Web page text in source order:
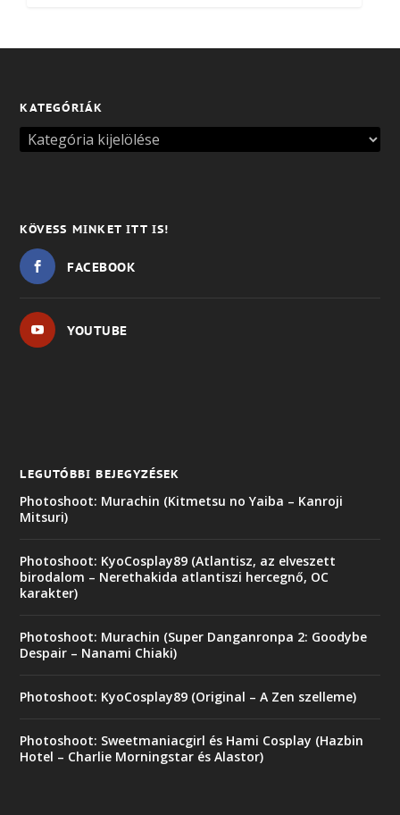
KATEGÓRIÁK
KÖVESS MINKET ITT IS!
FACEBOOK
YOUTUBE
LEGUTÓBBI BEJEGYZÉSEK
Photoshoot: Murachin (Kitmetsu no Yaiba – Kanroji
Mitsuri)
Photoshoot: KyoCosplay89 (Atlantisz, az elveszett
birodalom – Nerethakida atlantiszi hercegnő, OC
karakter)
Photoshoot: Murachin (Super Danganronpa 2: Goodybe
Despair – Nanami Chiaki)
Photoshoot: KyoCosplay89 (Original – A Zen szelleme)
Photoshoot: Sweetmaniacgirl és Hami Cosplay (Hazbin
Hotel – Charlie Morningstar és Alastor)